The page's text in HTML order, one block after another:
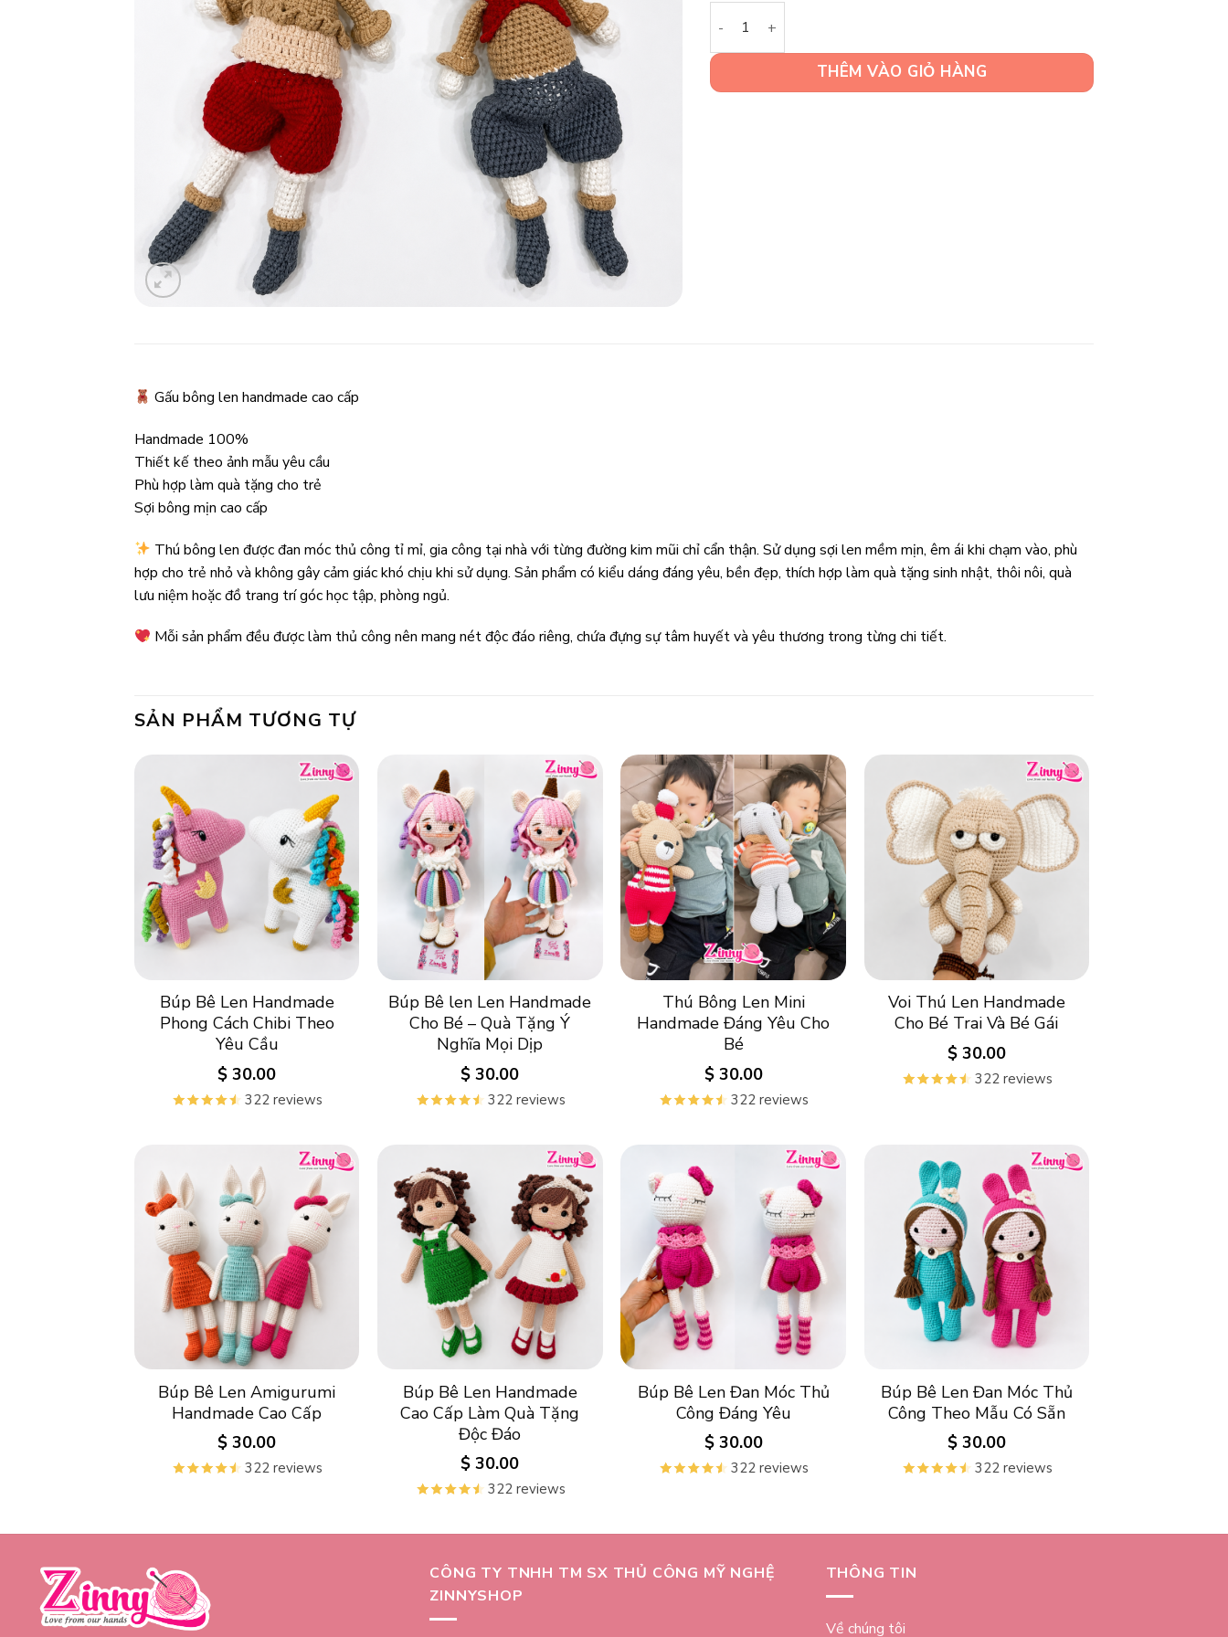
THÊM VÀO GIỎ HÀNG
Gấu bông len handmade cao cấp
Handmade 100%
Thiết kế theo ảnh mẫu yêu cầu
Phù hợp làm quà tặng cho trẻ
Sợi bông mịn cao cấp
Thú bông len được đan móc thủ công tỉ mỉ, gia công tại nhà với từng đường kim mũi chỉ cẩn thận. Sử dụng sợi len mềm mịn, êm ái khi chạm vào, phù
hợp cho trẻ nhỏ và không gây cảm giác khó chịu khi sử dụng. Sản phẩm có kiểu dáng đáng yêu, bền đẹp, thích hợp làm quà tặng sinh nhật, thôi nôi, quà
lưu niệm hoặc đồ trang trí góc học tập, phòng ngủ.
Mỗi sản phẩm đều được làm thủ công nên mang nét độc đáo riêng, chứa đựng sự tâm huyết và yêu thương trong từng chi tiết.
SẢN PHẨM TƯƠNG TỰ
Búp Bê Len Handmade
Phong Cách Chibi Theo
Yêu Cầu
$ 30.00
322 reviews
Búp Bê len Len Handmade
Cho Bé – Quà Tặng Ý
Nghĩa Mọi Dịp
$ 30.00
322 reviews
Thú Bông Len Mini
Handmade Đáng Yêu Cho
Bé
$30.00
322 reviews
Voi Thú Len Handmade
Cho Bé Trai Và Bé Gái
$30.00
322 reviews
Búp Bê Len Amigurumi
Handmade Cao Cấp
$ 30.00
322 reviews
Búp Bê Len Handmade
Cao Cấp Làm Quà Tặng
Độc Đáo
$ 30.00
322 reviews
Búp Bê Len Đan Móc Thủ
Công Đáng Yêu
$30.00
322 reviews
Búp Bê Len Đan Móc Thủ
Công Theo Mẫu Có Sẵn
$30.00
322 reviews
CÔNG TY TNHH TM SX THỦ CÔNG MỸ NGHỆ
ZINNYSHOP
THÔNG TIN
Về chúng tôi